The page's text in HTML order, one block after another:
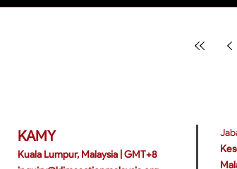
Good
KAMY
Kuala Lumpur, Malaysia | GMT+8